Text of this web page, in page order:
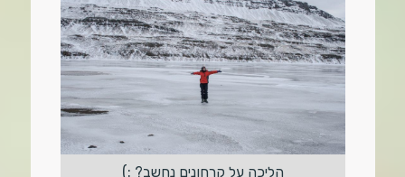
הליכה על קרחונים נחשב? :)